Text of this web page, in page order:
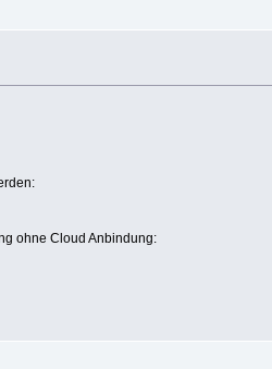
ohne Cloud Anbindung: